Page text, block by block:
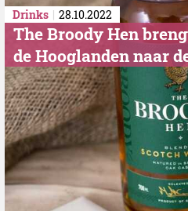
Drinks 28.10.2022
The Broody Hen
de Hooglanden naar